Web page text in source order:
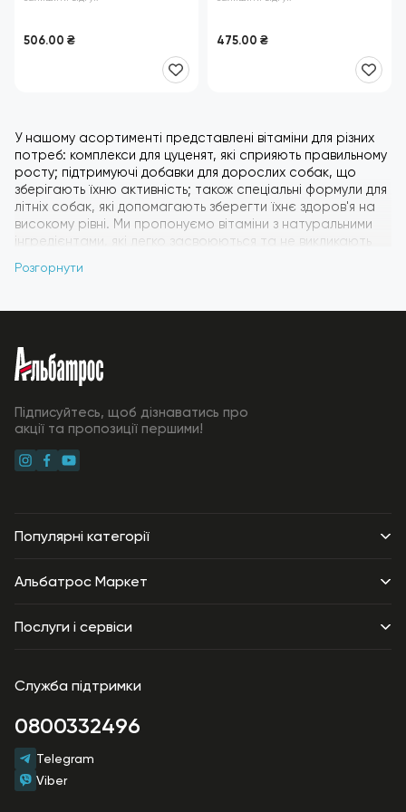
506.00 ₴ 475.00 ₴
У нашому асортименті представлені вітаміни для різних
потреб: комплекси для цуценят, які сприяють правильному
росту; підтримуючі добавки для дорослих собак, що
зберігають їхню активність; також спеціальні формули для
літніх собак, які допомагають зберегти їхнє здоров'я на
високому рівні. Ми пропонуємо вітаміни з натуральними
інгредієнтами, які легко засвоюються та не викликають
Незалежно від віку, породи чи стану здоров'я вашої
його життя довгим, здоровим і радісним. Вибирайте тільки
йому турботу та увагу.
Розгорнути
Підписуйтесь, щоб дізнаватись про
акції та пропозиції першими!
Популярні категорії
Столове приладдя
Побутова хімія
Зоотовари
Господарські товари
Альбатрос Маркет
Акції
Послуги і сервіси
Оплата
Гарантія
Договір публічної оферти
Служба підтримки
0800332496
Telegram
Viber